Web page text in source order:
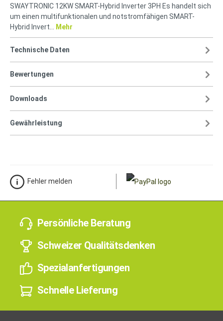
SWAYTRONIC 12KW SMART-Hybrid Inverter 3PH Es handelt sich
um einen multifunktionalen und notstromfähigen SMART-
Hybrid Invert…
Mehr
Technische Daten
Bewertungen
Downloads
Gewährleistung
Fehler melden
Persönliche Beratung
Schweizer Qualitätsdenken
Spezialanfertigungen
Schnelle Lieferung